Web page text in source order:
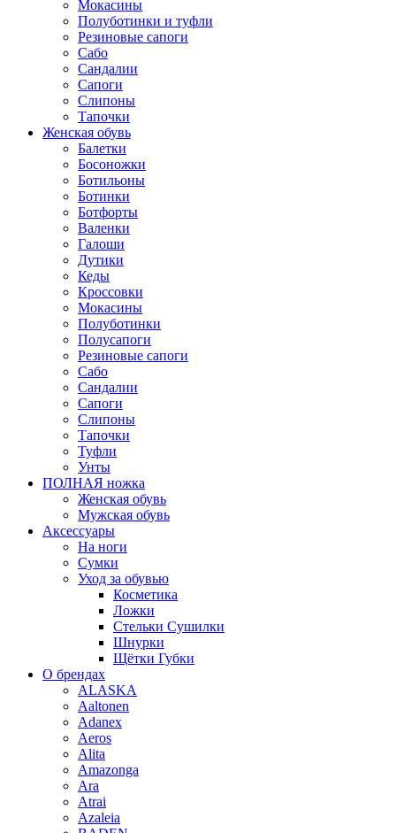
Мокасины
Полуботинки и туфли
Резиновые сапоги
Сабо
Сандалии
Сапоги
Слипоны
Тапочки
Женская обувь
Балетки
Босоножки
Ботильоны
Ботинки
Ботфорты
Валенки
Галоши
Дутики
Кеды
Кроссовки
Мокасины
Полуботинки
Полусапоги
Резиновые сапоги
Сабо
Сандалии
Сапоги
Слипоны
Тапочки
Туфли
Унты
ПОЛНАЯ ножка
Женская обувь
Мужская обувь
Аксессуары
На ноги
Сумки
Уход за обувью
Косметика
Ложки
Стельки Сушилки
Шнурки
Щётки Губки
О брендах
ALASKA
Aaltonen
Adanex
Aeros
Alita
Amazonga
Ara
Atrai
Azaleia